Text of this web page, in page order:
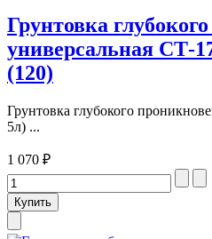
Грунтовка
универсальная СТ-
(120)
Грунтовка глубокого
5л) ...
1 070 ₽